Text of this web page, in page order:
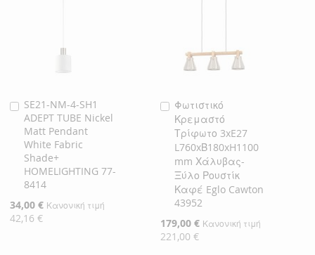
SE21-NM-4-SH1
ADEPT TUBE Nickel
Matt Pendant
White Fabric
Shade+
HOMELIGHTING 77-
8414
Ειδική
Τιμή
34,00 € Κανονική τιμή
42,16 €
Προσθήκη
στο
Καλάθι
Φωτιστικό
Κρεμαστό
Τρίφωτο 3xE27
L760xΒ180xH1100
mm Χάλυβας-
Ξύλο Ρουστίκ
Καφέ Eglo Cawton
43952
Ειδική
Τιμή
179,00 € Κανονική τιμή
221,00 €
Προσθήκη
στο
Καλάθι